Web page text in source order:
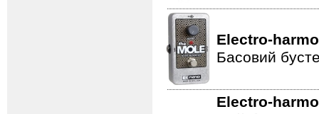
Electro-
Басовий
Electro-